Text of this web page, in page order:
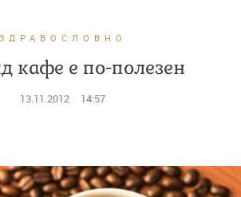
ЗДРАВОСЛОВНО
кафе е по-полезен
13.11.2012 14:57